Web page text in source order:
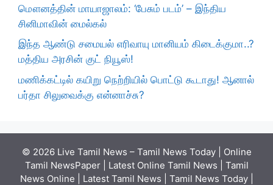
மௌனத்தின் மாயாஜாலம்: ‘பேசும் படம்’ – இந்திய
சினிமாவின் மைல்கல்
இந்த ஆண்டு சமையல் எரிவாயு மானியம் கிடைக்குமா..?
மத்திய அரசின் குட் நியூஸ்!
மணிக்கட்டில் கயிறு நெற்றியில் பொட்டு கூடாது! ஆனால்
பர்தா சிலுவைக்கு என்னாச்சு?
© 2026 Live Tamil News – Tamil News Today | Online
Tamil NewsPaper | Latest Online Tamil News | Tamil
News Online | Latest Tamil News | Tamil News Today |